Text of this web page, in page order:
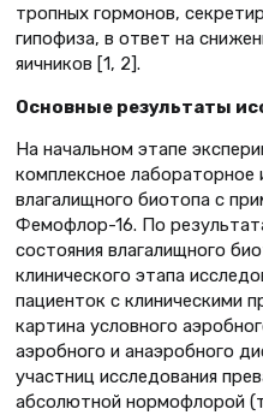
тропных гормонов,
гипофиза, в ответ на
яичников [1, 2].
Основные результаты
На начальном этапе
комплексное лабораторное
влагалищного биотопа с
Фемофлор-16. По
состояния влагалищного
клинического этапа
пациенток с клиническими
картина условного
аэробного и анаэробного
участниц исследования
абсолютной нормофлорой